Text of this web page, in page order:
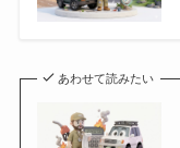
あわせて読みたい